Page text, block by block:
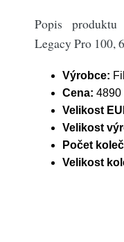
Popis
Legacy Pro 100,
Výrobce:
Cena: 4890
Velikost
Velikost
Počet
Velikost